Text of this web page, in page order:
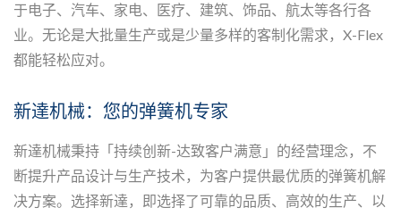
于电子、汽车、家电、医疗、建筑、饰品、航太等各行各
业。无论是大批量生产或是少量多样的客制化需求，X-Flex
都能轻松应对。
新達机械：您的弹簧机专家
新達机械秉持「持续创新-达致客户满意」的经营理念，不
断提升产品设计与生产技术，为客户提供最优质的弹簧机解
决方案。选择新達，即选择了可靠的品质、高效的生产、以